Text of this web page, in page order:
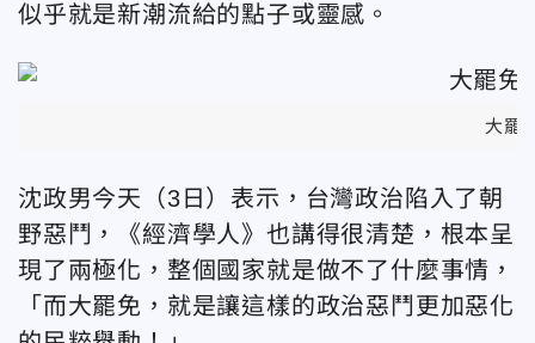
似乎就是新潮流給的點子或靈感。
大罷
沈政男今天（3日）表示，台灣政治陷入了朝
野惡鬥，《經濟學人》也講得很清楚，根本呈
現了兩極化，整個國家就是做不了什麼事情，
「而大罷免，就是讓這樣的政治惡鬥更加惡化